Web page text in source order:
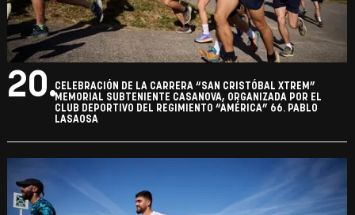
20.CELEBRACIÓN DE LA CARRERA “SAN CRISTÓBAL XTREM”
MEMORIAL SUBTENIENTE CASANOVA, ORGANIZADA POR EL
CLUB DEPORTIVO DEL REGIMIENTO “AMÉRICA” 66. PABLO
LASAOSA